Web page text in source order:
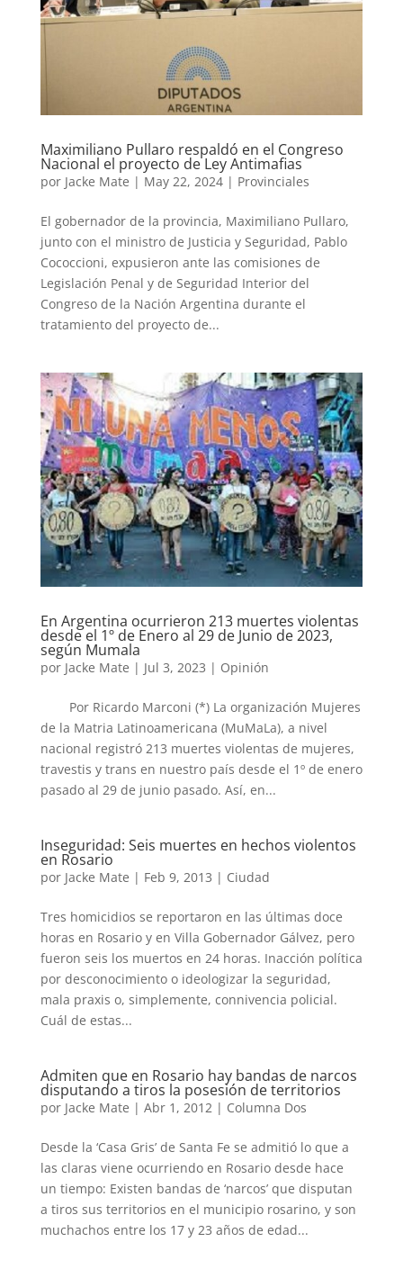
Maximiliano Pullaro respaldó en el Congreso
Nacional el proyecto de Ley Antimafias
por Jacke Mate | May 22, 2024| Provinciales
El gobernador de la provincia, Maximiliano Pullaro,
junto con el ministro de Justicia y Seguridad, Pablo
Cococcioni, expusieron ante las comisiones de
Legislación Penal y de Seguridad Interior del
Congreso de la Nación Argentina durante el
tratamiento del proyecto de...
En Argentina ocurrieron 213 muertes violentas
desde el 1º de Enero al 29 de Junio de 2023,
según Mumala
por Jacke Mate | Jul 3, 2023 | Opinión
Por Ricardo Marconi (*) La organización Mujeres
de la Matria Latinoamericana (MuMaLa), a nivel
nacional registró 213 muertes violentas de mujeres,
travestis y trans en nuestro país desde el 1º de enero
pasado al 29 de junio pasado. Así, en...
Inseguridad: Seis muertes en hechos violentos
en Rosario
por Jacke Mate | Feb 9, 2013 | Ciudad
Tres homicidios se reportaron en las últimas doce
horas en Rosario y en Villa Gobernador Gálvez, pero
fueron seis los muertos en 24 horas. Inacción política
por desconocimiento o ideologizar la seguridad,
mala praxis o, simplemente, connivencia policial.
Cuál de estas...
Admiten que en Rosario hay bandas de narcos
disputando a tiros la posesión de territorios
por Jacke Mate | Abr 1, 2012| Columna Dos
Desde la ‘Casa Gris’ de Santa Fe se admitió lo que a
las claras viene ocurriendo en Rosario desde hace
un tiempo: Existen bandas de ‘narcos’ que disputan
a tiros sus territorios en el municipio rosarino, y son
muchachos entre los 17 y 23 años de edad...